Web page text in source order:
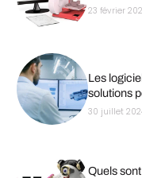
23 février
Les
solutions
30 juillet
Quels